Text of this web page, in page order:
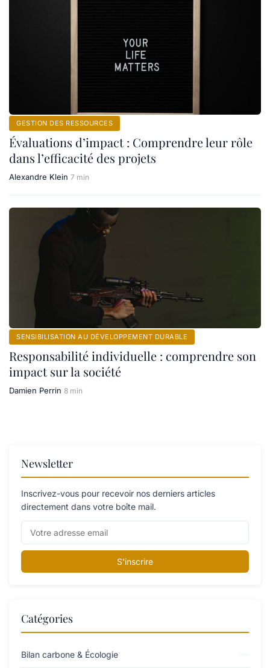
GESTION DES RESSOURCES
Évaluations d’impact : Comprendre leur rôle
dans l’efficacité des projets
Alexandre Klein 7 min
SENSIBILISATION AU DÉVELOPPEMENT DURABLE
Responsabilité individuelle : comprendre son
impact sur la société
Damien Perrin 8 min
Newsletter
Inscrivez-vous pour recevoir nos derniers articles
directement dans votre boîte mail.
S'inscrire
Catégories
Bilan carbone & Écologie